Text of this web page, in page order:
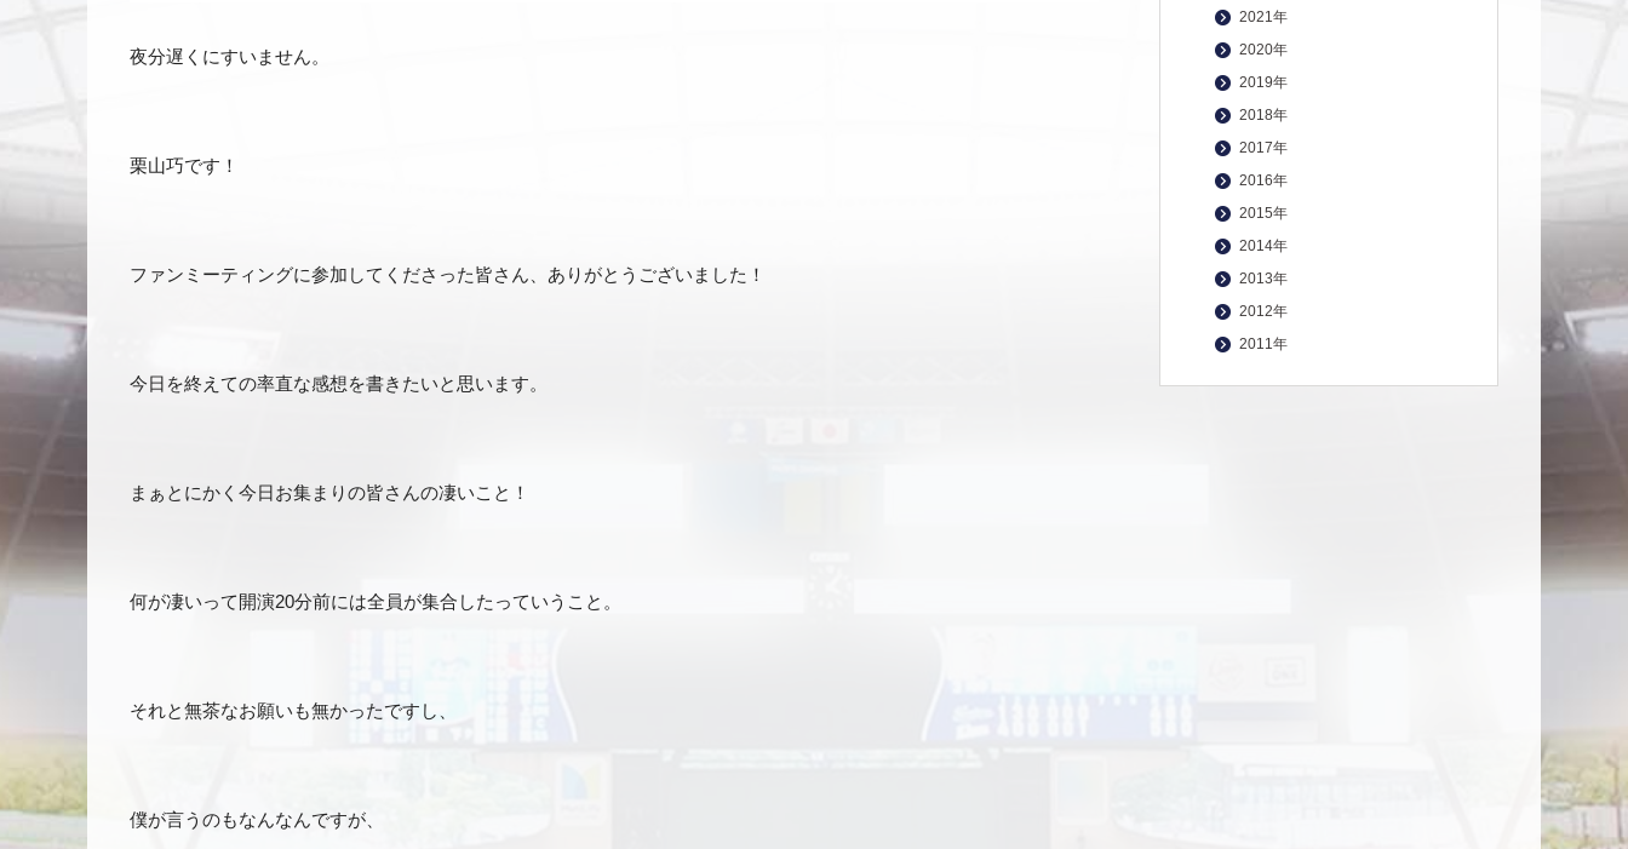
夜分遅くにすいません。
栗山巧です！
ファンミーティングに参加してくださった皆さん、ありがとうございました！
今日を終えての率直な感想を書きたいと思います。
まぁとにかく今日お集まりの皆さんの凄いこと！
何が凄いって開演20分前には全員が集合したっていうこと。
それと無茶なお願いも無かったですし、
僕が言うのもなんなんですが、
2021年
2020年
2019年
2018年
2017年
2016年
2015年
2014年
2013年
2012年
2011年